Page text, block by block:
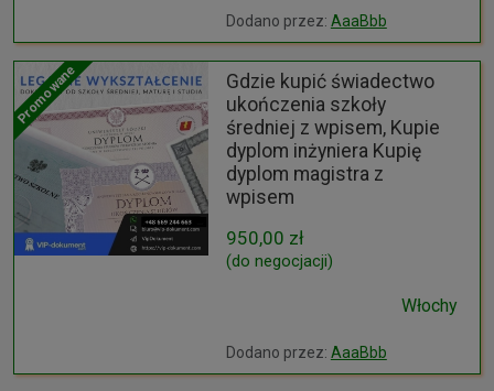
Dodano przez: AaaBbb
Promowane
Gdzie kupić świadectwo
ukończenia szkoły
średniej z wpisem, Kupie
dyplom inżyniera Kupię
dyplom magistra z
wpisem
950,00 zł
(do negocjacji)
Włochy
Dodano przez: AaaBbb